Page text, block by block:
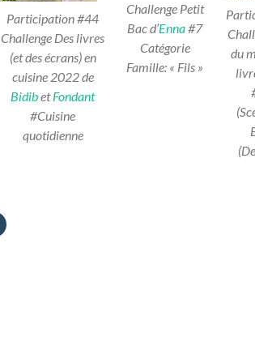
Participation #44
Challenge Des livres
(et des écrans) en
cuisine 2022 de
BidibetFondant
#Cuisine
quotidienne
Challenge Petit
Bac d’Enna#7
Catégorie
Famille: « Fils »
du